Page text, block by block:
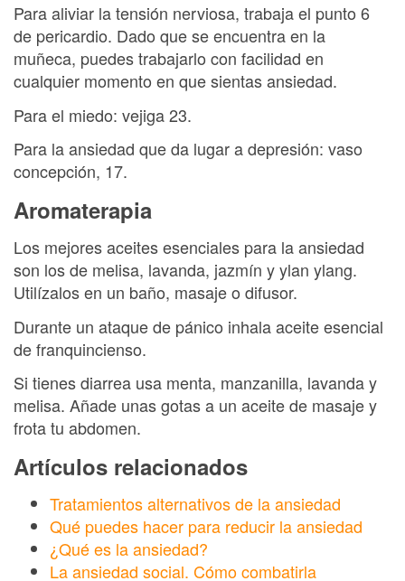
Para aliviar la tensión nerviosa, trabaja el punto 6
de pericardio. Dado que se encuentra en la
muñeca, puedes trabajarlo con facilidad en
cualquier momento en que sientas ansiedad.
Para el miedo: vejiga 23.
Para la ansiedad que da lugar a depresión: vaso
concepción, 17.
Aromaterapia
Los mejores aceites esenciales para la ansiedad
son los de melisa, lavanda, jazmín y ylan ylang.
Utilízalos en un baño, masaje o difusor.
Durante un ataque de pánico inhala aceite esencial
de franquincienso.
Si tienes diarrea usa menta, manzanilla, lavanda y
melisa. Añade unas gotas a un aceite de masaje y
frota tu abdomen.
Artículos relacionados
Tratamientos alternativos de la ansiedad
Qué puedes hacer para reducir la ansiedad
¿Qué es la ansiedad?
La ansiedad social. Cómo combatirla